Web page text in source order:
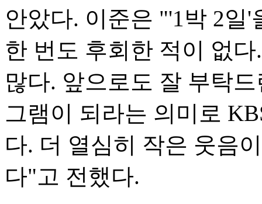
안았다. 이준은 "'1박 2일
한 번도 후회한 적이 없
많다. 앞으로도 잘 부탁
그램이 되라는 의미로
다. 더 열심히 작은 웃음
다"고 전했다.